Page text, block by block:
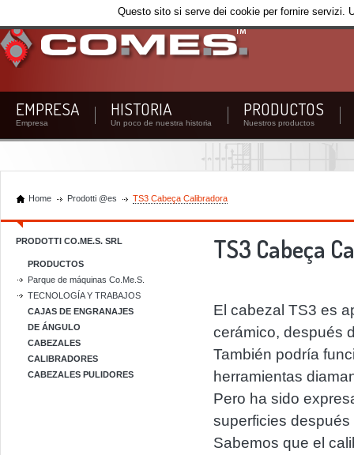
EMPRESA
Empresa
HISTORIA
Un poco de nuestra historia
PRODUCTOS
Nuestros productos
Home Prodotti @es TS3 Cabeça Calibradora
PRODOTTI CO.ME.S. SRL
PRODUCTOS
Parque de máquinas Co.Me.S.
TECNOLOGÍA Y TRABAJOS
CAJAS DE ENGRANAJES
DE ÁNGULO
CABEZALES
CALIBRADORES
CABEZALES PULIDORES
TS3 Cabeça
El cabezal TS3 es
cerámico, después
También podría
herramientas
Pero ha sido
superficies
Sabemos que el
Questo sito si serve dei cookie per fornire servizi.